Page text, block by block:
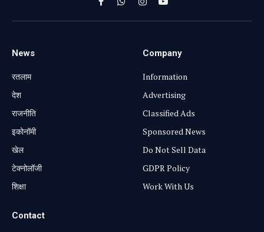
FacebookWhatsApp
InstagramYouTube
News
रतलाम
⁠देश
राजनीति
⁠इकोनॉमी
खेल
टेक्नोलॉजी
शिक्षा
Company
Information
Advertising
Classified Ads
Sponsored News
Do Not Sell Data
GDPR Policy
Work With Us
Contact